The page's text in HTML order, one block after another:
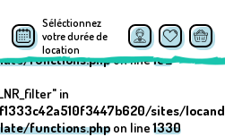
in
sites/
functions.phpon line152
in
sites/
functions.php on line1330
Séléctionnez
votre durée de
location